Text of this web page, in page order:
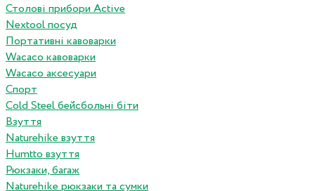
Столові прибори Active
Nextool посуд
Портативні кавоварки
Wacaco кавоварки
Wacaco аксесуари
Спорт
Cold Steel бейсбольні біти
Взуття
Naturehike взуття
Humtto взуття
Рюкзаки, багаж
Naturehike рюкзаки та сумки